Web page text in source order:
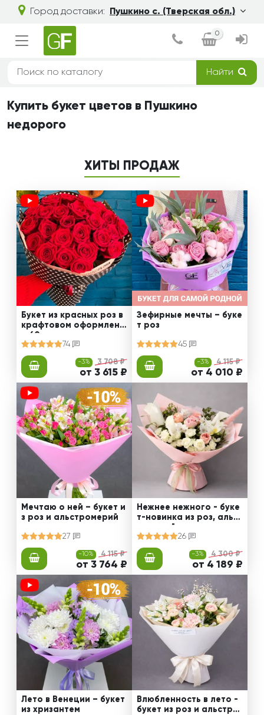
Город доставки: Пушкино с. (Тверская обл.)
0
Найти
Купить букет цветов в Пушкино
недорого
ХИТЫ ПРОДАЖ
Букет из красных роз в
крафтовом оформлени
и 60 см
74
-3% 3 708 ₽
от 3 615 ₽
Зефирные мечты – буке
т роз
45
-3% 4 115 ₽
от 4 010 ₽
Мечтаю о ней – букет и
з роз и альстромерий
27
-10% 4 115 ₽
от 3 764 ₽
Нежнее нежного - буке
т-новинка из роз, альст
ромерий и калл
26
-3% 4 300 ₽
от 4 189 ₽
Лето в Венеции – букет
из хризантем
Влюбленность в лето -
букет из роз и альстро